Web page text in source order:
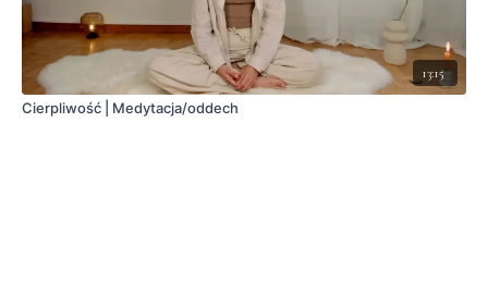
13:15
Cierpliwość | Medytacja/oddech